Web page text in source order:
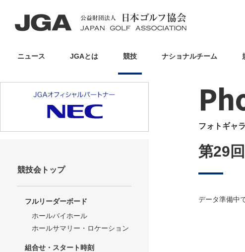
ニュース JGAとは 競技 ナショナルチーム
フォトギャ
第29
データ準備中
競技会トップ
フルリーダーボード
ホールバイホール
ホールサマリー・ロケーション
組合せ・スタート時刻